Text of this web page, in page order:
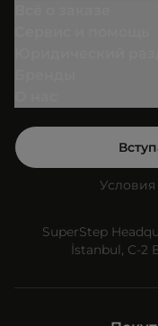
SuperStep
İstanbul, C-2